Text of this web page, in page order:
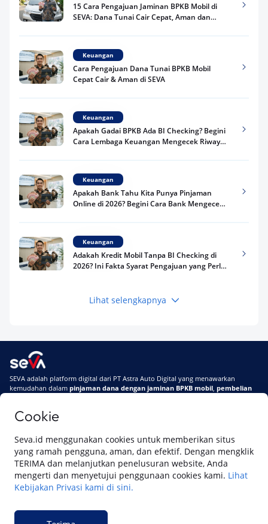
Cookie
Seva.id menggunakan cookies untuk memberikan situs
yang ramah pengguna, aman, dan efektif. Dengan mengklik
TERIMA dan melanjutkan penelusuran website, Anda
mengerti dan menyetujui penggunaan cookies kami. Lihat
Kebijakan Privasi kami di sini.
15 Cara Pengajuan Jaminan BPKB Mobil di
SEVA: Dana Tunai Cair Cepat, Aman dan
Keuangan
Cara Pengajuan Dana Tunai BPKB Mobil
Cepat Cair & Aman di SEVA
Keuangan
Apakah Gadai BPKB Ada BI Checking? Begini
Cara Lembaga Keuangan Mengecek Riwayat
Keuangan
Apakah Bank Tahu Kita Punya Pinjaman
Online di 2026? Begini Cara Bank Mengecek
Keuangan
Adakah Kredit Mobil Tanpa BI Checking di
2026? Ini Fakta Syarat Pengajuan yang Perlu
Keuangan
Terpercaya
Telat Bayar Pinjol 2 Hari, Apakah Langsung
Masuk BI Checking? Simak Peraturan
Lihat selengkapnya
SEVA adalah platform digital dari PT Astra Auto Digital yang menawarkan
kemudahan dalam pinjaman dana dengan jaminan BPKB mobil pembelian
Di SEVA, BPKB mobilmu #BisaJadiDuit
Tentang SEVASyarat & Ketentuan
Pemberitahuan Privasi
Website ini dikelola oleh PT Cipta Sedaya Digital Indonesia (CSDI), organisasi